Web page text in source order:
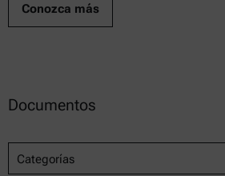
Conozca más
Documentos
Categorías